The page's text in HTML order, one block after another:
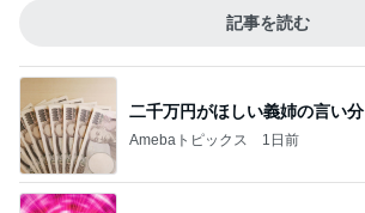
記事を読む
二千万円がほしい義姉の言い分
Amebaトピックス 1日前